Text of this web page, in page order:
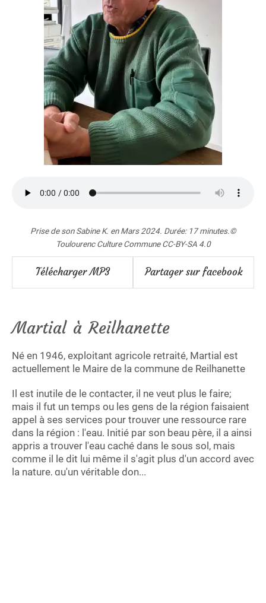
Prise de son Sabine K. en Mars 2024. Durée: 17 minutes.©
Toulourenc Culture Commune CC-BY-SA 4.0
Télécharger MP3 Partager sur facebook
Martial à Reilhanette
Né en 1946, exploitant agricole retraité, Martial est
actuellement le Maire de la commune de Reilhanette
Il est inutile de le contacter, il ne veut plus le faire;
mais il fut un temps ou les gens de la région faisaient
appel à ses services pour trouver une ressource rare
dans la région : l'eau. Initié par son beau père, il a ainsi
appris a trouver l'eau caché dans le sous sol, mais
comme il le dit lui même il s'agit plus d'un accord avec
la nature, qu'un véritable don...